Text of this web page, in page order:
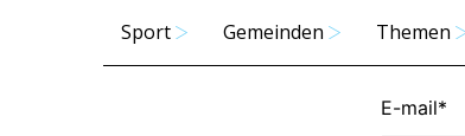
Sport Gemeinden Themen
E-mail*